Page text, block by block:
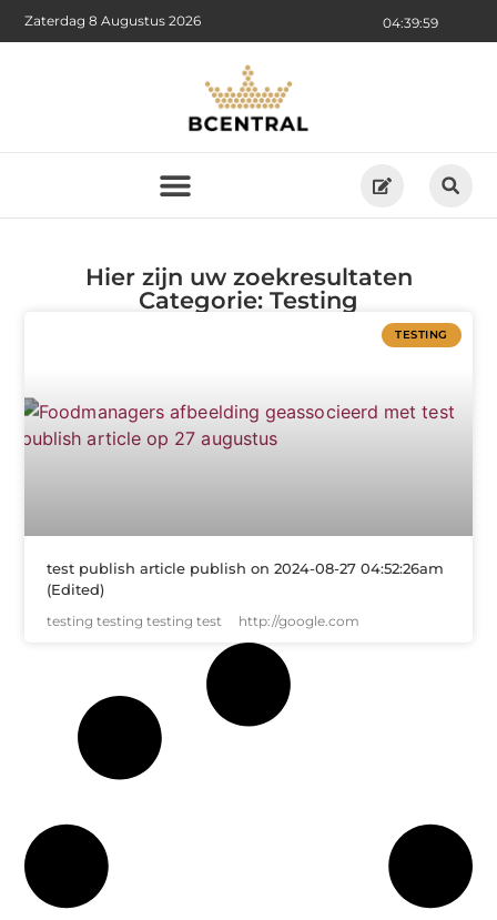
04:39:59
Zaterdag 8 Augustus 2026
Hier zijn uw zoekresultaten
Categorie: Testing
TESTING
test publish article publish on 2024-08-27 04:52:26am
(Edited)
testing testing testing test http://google.com